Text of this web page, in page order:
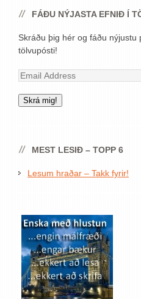
FÁÐU NÝJASTA EFNIÐ Í
Skráðu þig hér og fáðu
tölvupósti!
Email
Skrá mig!
MEST LESIÐ – TOPP 6
Lesum hraðar – Takk fyrir!